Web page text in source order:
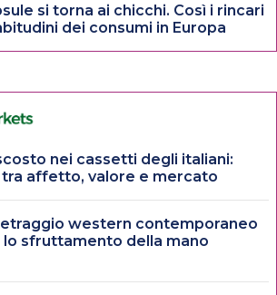
si torna ai chicchi. Così i rincari
dei consumi in Europa
nei cassetti degli italiani:
affetto, valore e mercato
western contemporaneo
sfruttamento della mano